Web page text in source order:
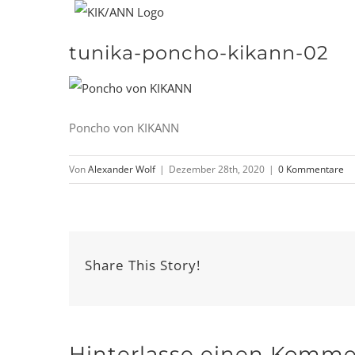
tunika-poncho-kikann-02
Poncho von KIKANN
VonAlexander Wolf | Dezember 28th, 2020 | 0 Kommentare
Share This Story!